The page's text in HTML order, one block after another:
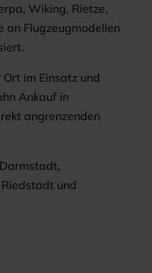
Wiking, Rietze,
an Flugzeugmodellen
im Einsatz und
Ankauf in
angrenzenden
und